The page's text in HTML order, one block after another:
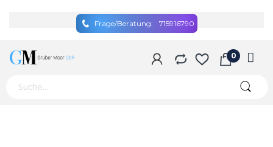
Frage/Beratung: 715916790